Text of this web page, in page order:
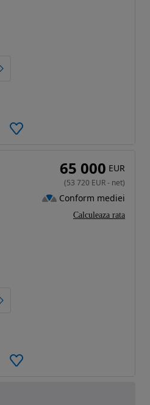
65 000 EUR
(53 720 EUR- net)
Conform mediei
Calculeaza rata